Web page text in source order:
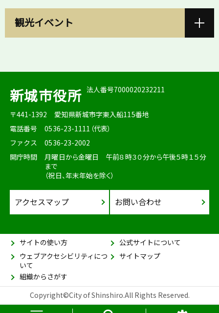
観光イベント
新城市役所 法人番号7000020232211
〒441-1392
愛知県新城市字東入船115番地
電話番号
0536-23-1111（代表）
ファクス
0536-23-2002
開庁時間
月曜日から金曜日 午前８時３０分から午後５時１５分
まで
（祝日、年末年始を除く）
アクセスマップ お問い合わせ
サイトの使い方
公式サイトについて
ウェブアクセシビリティにつ
いて
サイトマップ
組織からさがす
Copyright©City of Shinshiro.All Rights Reserved.